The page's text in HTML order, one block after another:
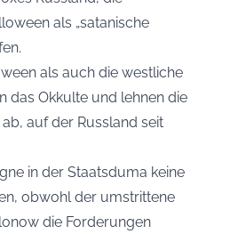
als „satanische
als auch die westliche
das Okkulte und lehnen die
auf der Russland seit
in der Staatsduma keine
obwohl der umstrittene
die Forderungen